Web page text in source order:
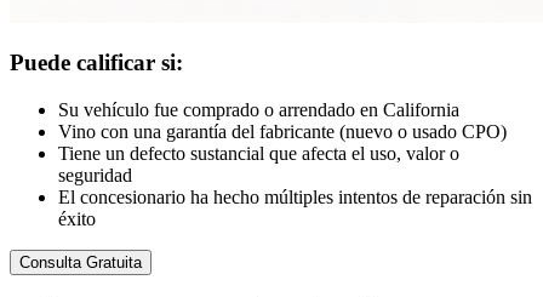
Puede calificar si:
Su vehículo fue comprado o arrendado en California
Vino con una garantía del fabricante (nuevo o usado CPO)
Tiene un defecto sustancial que afecta el uso, valor o
seguridad
El concesionario ha hecho múltiples intentos de reparación sin
éxito
Consulta Gratuita